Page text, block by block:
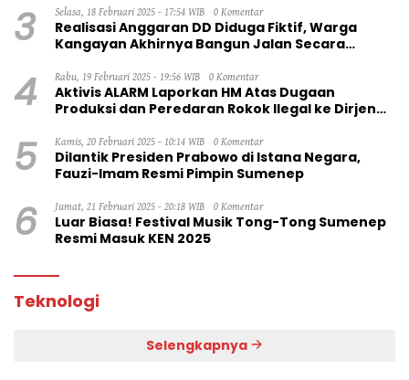
3 Selasa, 18 Februari 2025 - 17:54 WIB 0 Komentar
Realisasi Anggaran DD Diduga Fiktif, Warga
Kangayan Akhirnya Bangun Jalan Secara
4 Rabu, 19 Februari 2025 - 19:56 WIB 0 Komentar
Aktivis ALARM Laporkan HM Atas Dugaan
Produksi dan Peredaran Rokok Ilegal ke Dirjen
5 Kamis, 20 Februari 2025 - 10:14 WIB 0 Komentar
Dilantik Presiden Prabowo di Istana Negara,
Fauzi-Imam Resmi Pimpin Sumenep
6 Jumat, 21 Februari 2025 - 20:18 WIB 0 Komentar
Luar Biasa! Festival Musik Tong-Tong Sumenep
Resmi Masuk KEN 2025
Teknologi
Selengkapnya